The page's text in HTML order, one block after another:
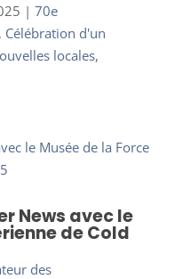
| 70e
Célébration d'un
locales,
News avec le
de Cold
des